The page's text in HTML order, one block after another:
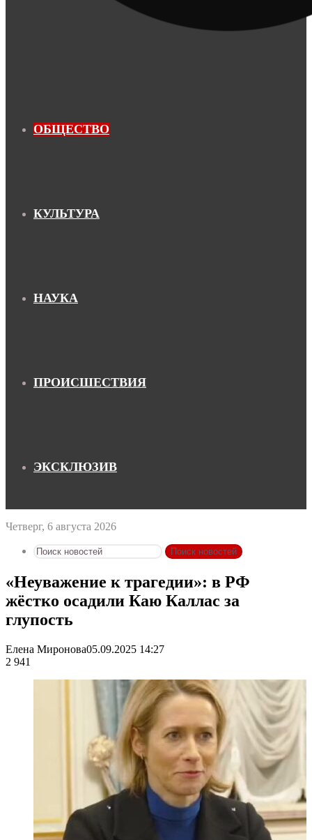
ОБЩЕСТВО
КУЛЬТУРА
НАУКА
ПРОИСШЕСТВИЯ
ЭКСКЛЮЗИВ
Четверг, 6 августа 2026
Поиск новостей
«Неуважение к трагедии»: в РФ
жёстко осадили Каю Каллас за
глупость
Елена Миронова05.09.2025 14:27
2 941